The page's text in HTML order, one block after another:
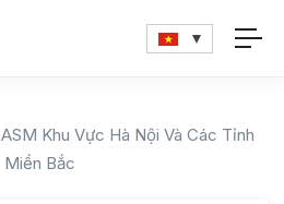
ASM Khu Vực Hà Nội Và Các Tỉnh
Miền Bắc